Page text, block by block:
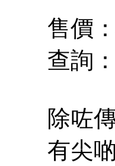
售價
查詢
除咗
有尖